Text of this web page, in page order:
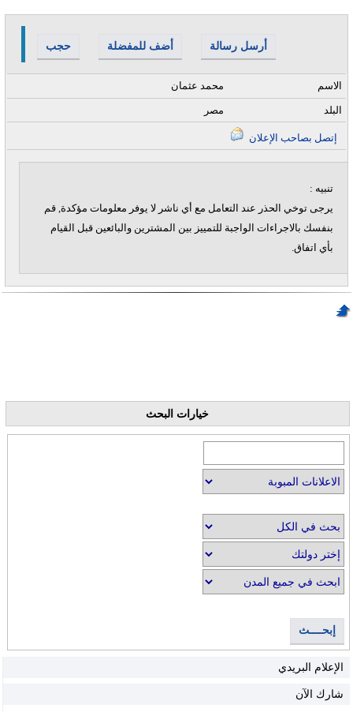
حجب أضف للمفضلة أرسل رسالة
محمد عثمان الاسم
مصر البلد
تنبيه :
يرجى توخي الحذر عند التعامل مع أي ناشر لا يوفر معلومات مؤكدة, قم
بنفسك بالاجراءات الواجبة للتمييز بين المشترين والبائعين قبل القيام
بأي اتفاق.
خيارات البحث
إبحــــث
الإعلام البريدي
شارك الآن